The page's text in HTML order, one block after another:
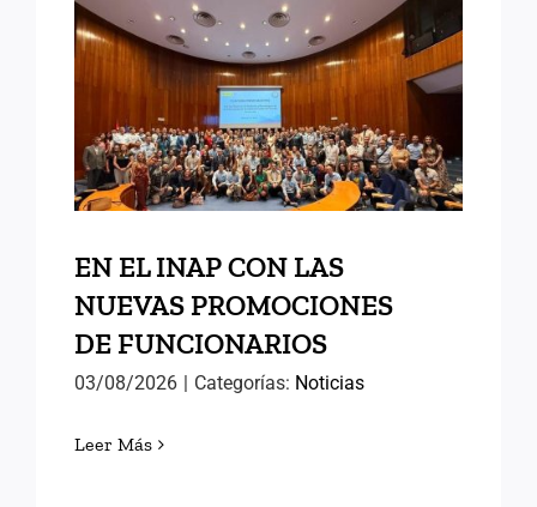
EN EL INAP CON LAS
NUEVAS PROMOCIONES
DE FUNCIONARIOS
EN EL INAP CON LAS
NUEVAS PROMOCIONES
DE FUNCIONARIOS
03/08/2026 | Categorías: Noticias
Leer Más